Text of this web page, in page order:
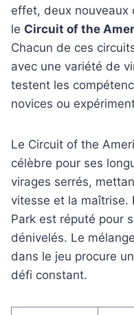
effet, deux nouveaux
le Circuit of the
Chacun de ces
avec une variété de
testent les
novices ou
Le Circuit of the
célèbre pour ses
virages serrés,
vitesse et la maîtrise.
Park est réputé pour
dénivelés. Le
dans le jeu procure
défi constant.